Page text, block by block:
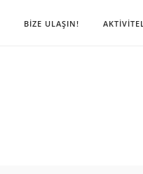
BIZE ULAŞIN!